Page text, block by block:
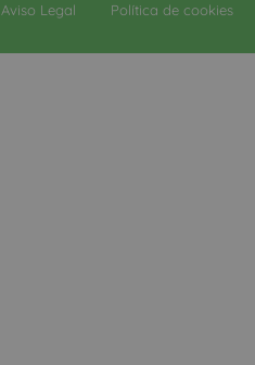
Aviso Legal Política de cookies